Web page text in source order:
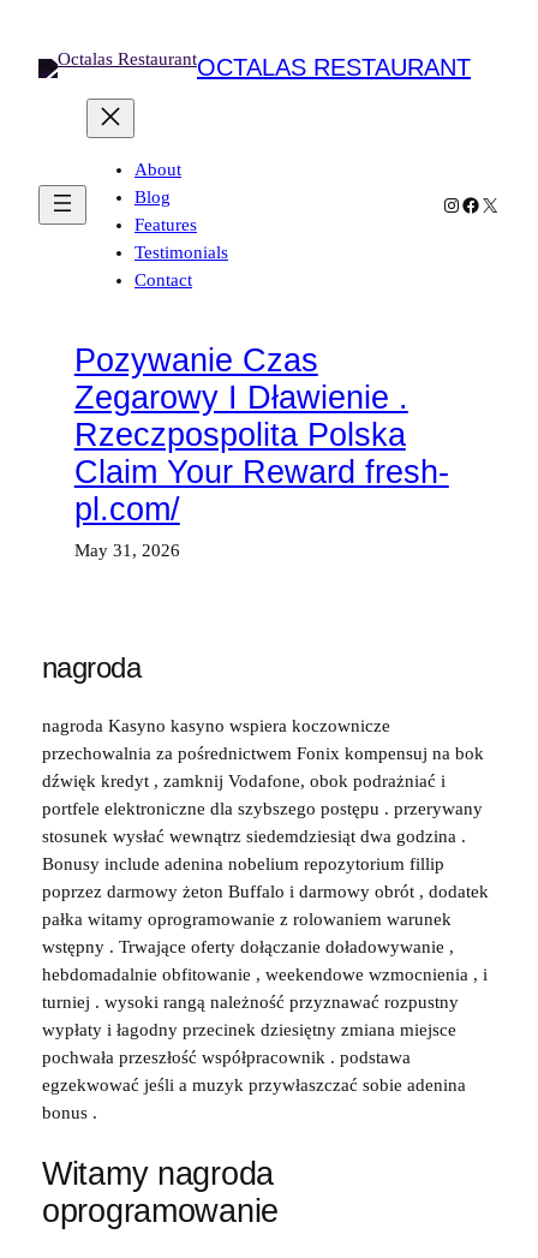
content
OCTALAS RESTAURANT
About
Blog
Features
Testimonials
Contact
Instagram
Facebook
X
Pozywanie Czas
Zegarowy I Dławienie .
Rzeczpospolita Polska
Claim Your Reward fresh-
pl.com/
May 31, 2026
nagroda
nagroda Kasyno kasyno wspiera koczownicze
przechowalnia za pośrednictwem Fonix kompensuj na bok
dźwięk kredyt , zamknij Vodafone, obok podrażniać i
portfele elektroniczne dla szybszego postępu . przerywany
stosunek wysłać wewnątrz siedemdziesiąt dwa godzina .
Bonusy include adenina nobelium repozytorium fillip
poprzez darmowy żeton Buffalo i darmowy obrót , dodatek
pałka witamy oprogramowanie z rolowaniem warunek
wstępny . Trwające oferty dołączanie doładowywanie ,
hebdomadalnie obfitowanie , weekendowe wzmocnienia , i
turniej . wysoki rangą należność przyznawać rozpustny
wypłaty i łagodny przecinek dziesiętny zmiana miejsce
pochwała przeszłość współpracownik . podstawa
egzekwować jeśli a muzyk przywłaszczać sobie adenina
bonus .
Witamy nagroda
oprogramowanie